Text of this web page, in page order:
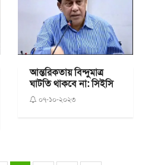
আন্তরিকতায় বিন্দুমাত্র
ঘাটতি থাকবে না: সিইসি
০৭-১০-২০২৩